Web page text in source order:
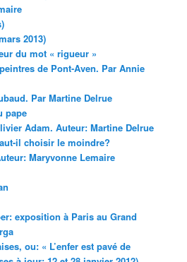
2013)
du mot « rigueur »
de Pont-Aven. Par Annie
Par Martine Delrue
pape
Adam. Auteur: Martine Delrue
il choisir le moindre?
Maryvonne Lemaire
exposition à Paris au Grand
ou: « L’enfer est pavé de